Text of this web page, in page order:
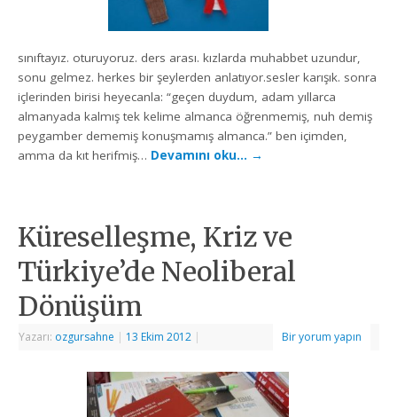
sınıftayız. oturuyoruz. ders arası. kızlarda muhabbet uzundur,
sonu gelmez. herkes bir şeylerden anlatıyor.sesler karışık. sonra
içlerinden birisi heyecanla: “geçen duydum, adam yıllarca
almanyada kalmış tek kelime almanca öğrenmemiş, nuh demiş
peygamber dememiş konuşmamış almanca.” ben içimden,
amma da kıt herifmiş… Devamını oku… →
Küreselleşme, Kriz ve
Türkiye’de Neoliberal
Dönüşüm
Yazarı: ozgursahne | 13 Ekim 2012 | Bir yorum yapın